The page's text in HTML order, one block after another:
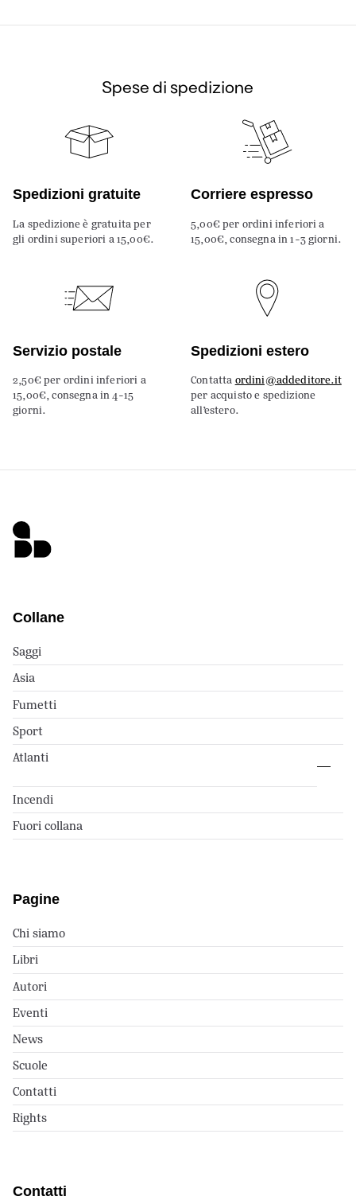
Spese di spedizione
Spedizioni gratuite
La spedizione è gratuita per
gli ordini superiori a 15,00€.
Corriere espresso
5,00€ per ordini inferiori a
15,00€, consegna in 1-3 giorni.
Servizio postale
2,50€ per ordini inferiori a
15,00€, consegna in 4-15
giorni.
Spedizioni estero
Contatta ordini@addeditore.it
per acquisto e spedizione
all’estero.
Collane
Saggi
Asia
Fumetti
Sport
Atlanti
Incendi
Fuori collana
Pagine
Chi siamo
Libri
Autori
Eventi
News
Scuole
Contatti
Rights
Contatti